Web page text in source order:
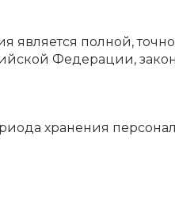
является полной,
Федерации,
хранения